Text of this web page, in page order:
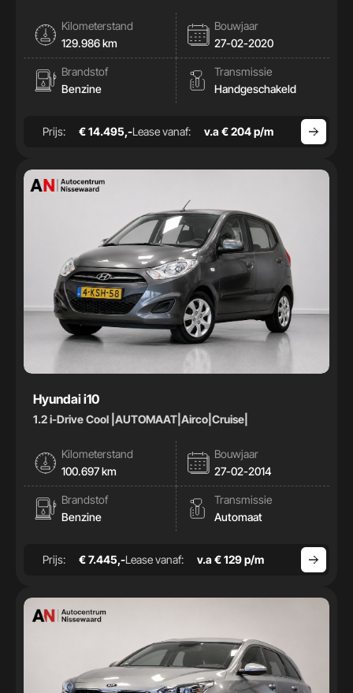
Kilometerstand
129.986 km
Bouwjaar
27-02-2020
Brandstof
Benzine
Transmissie
Handgeschakeld
Prijs: € 14.495,-Lease vanaf: v.a € 204 p/m
Hyundai i10
1.2 i-Drive Cool |AUTOMAAT|Airco|Cruise|
Kilometerstand
100.697 km
Bouwjaar
27-02-2014
Brandstof
Benzine
Transmissie
Automaat
Prijs: € 7.445,-Lease vanaf: v.a € 129 p/m